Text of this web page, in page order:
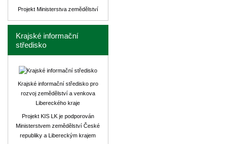
Projekt Ministerstva zemědělství
Krajské informační
středisko
Krajské informační středisko pro
rozvoj zemědělství a venkova
Libereckého kraje
Projekt KIS LK je podporován
Ministerstvem zemědělství České
republiky a Libereckým krajem